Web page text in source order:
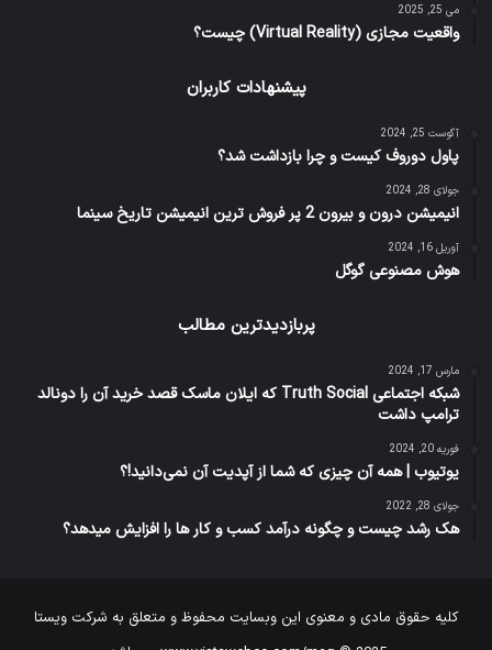
می 25, 2025
واقعیت مجازی (Virtual Reality) چیست؟
پیشنهادات کاربران
آگوست 25, 2024
پاول دوروف کیست و چرا بازداشت شد؟
جولای 28, 2024
انیمیشن درون و بیرون 2 پر فروش ترین انیمیشن تاریخ سینما
آوریل 16, 2024
هوش مصنوعی گوگل
پربازدیدترین مطالب
مارس 17, 2024
شبکه اجتماعی Truth Social که ایلان ماسک قصد خرید آن را دونالد
ترامپ داشت
فوریه 20, 2024
یوتیوب | همه آن چیزی که شما از آپدیت آن نمی‌دانید!؟
جولای 28, 2022
هک رشد چیست و چگونه درآمد کسب و کار ها را افزایش میدهد؟
کلیه حقوق مادی و معنوی این وبسایت محفوظ و متعلق به شرکت ویستا